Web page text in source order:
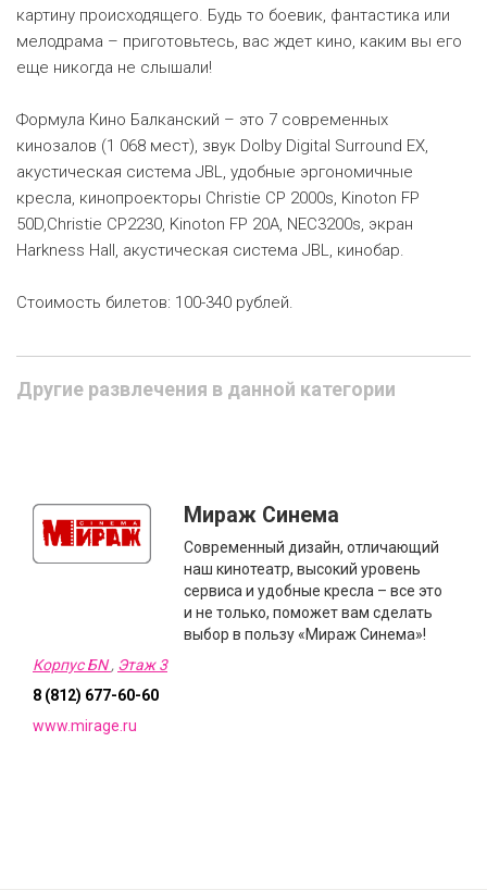
картину происходящего. Будь то боевик, фантастика или
мелодрама – приготовьтесь, вас ждет кино, каким вы его
еще никогда не слышали!
Формула Кино Балканский – это 7 современных
кинозалов (1 068 мест), звук Dolby Digital Surround EX,
акустическая система JBL, удобные эргономичные
кресла, кинопроекторы Christie CP 2000s, Kinoton FP
50D,Christie CP2230, Kinoton FP 20A, NEC3200s, экран
Harkness Hall, акустическая система JBL, кинобар.
Стоимость билетов: 100-340 рублей.
Другие развлечения в данной категории
Мираж Синема
Современный дизайн, отличающий
наш кинотеатр, высокий уровень
сервиса и удобные кресла – все это
и не только, поможет вам сделать
выбор в пользу «Мираж Синема»!
Корпус БN, Этаж 3
8 (812) 677-60-60
www.mirage.ru